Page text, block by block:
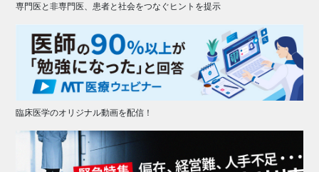
専門医と非専門医、患者と社会をつなぐヒントを提示
臨床医学のオリジナル動画を配信！